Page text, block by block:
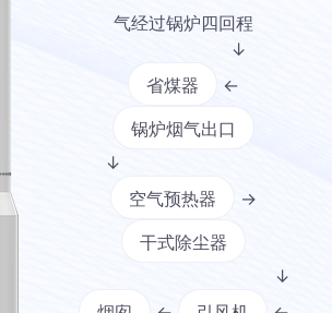
气经过锅炉四回程
↓
省煤器
←
锅炉烟气出口
↓
空气预热器
→
干式除尘器
↓